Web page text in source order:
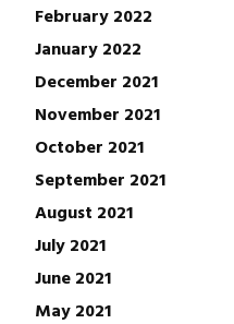
February 2022
January 2022
December 2021
November 2021
October 2021
September 2021
August 2021
July 2021
June 2021
May 2021